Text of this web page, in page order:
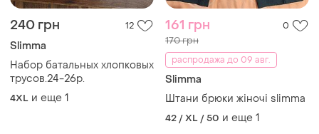
240 грн 12
Slimma
Набор батальных хлопковых
трусов.24-26р.
4XL и еще 1
161 грн 0
170 грн
распродажа до 09 авг.
Slimma
Штани брюки жіночі slimma
42 / XL / 50 и еще 1